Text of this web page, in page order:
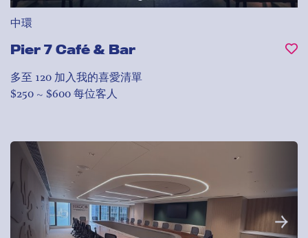
中環
Pier 7 Café & Bar
多至 120 加入我的喜愛清單
$250 ~ $600 每位客人